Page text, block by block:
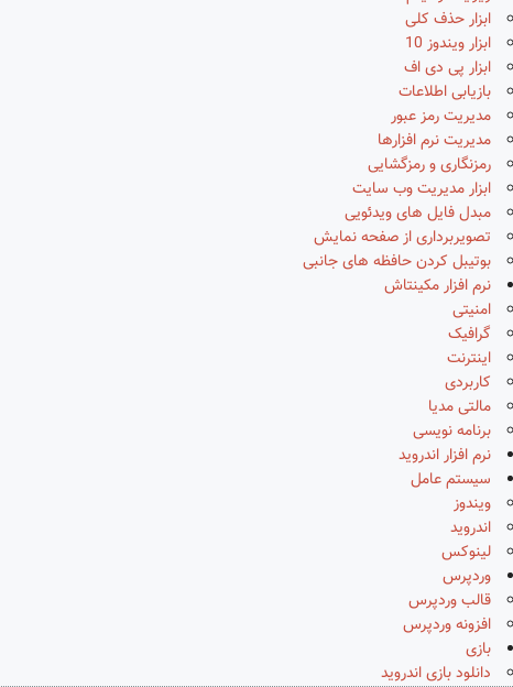
ابزار حذف کلی
ابزار ویندوز 10
ابزار پی دی اف
بازیابی اطلاعات
مدیریت رمز عبور
مدیریت نرم افزارها
رمزنگاری و رمزگشایی
ابزار مدیریت وب سایت
مبدل فایل های ویدئویی
تصویربرداری از صفحه نمایش
بوتیبل کردن حافظه های جانبی
نرم افزار مکینتاش
امنیتی
گرافیک
اینترنت
کاربردی
مالتی مدیا
برنامه نویسی
نرم افزار اندروید
سیستم عامل
ویندوز
اندروید
لینوکس
وردپرس
قالب وردپرس
افزونه وردپرس
بازی
دانلود بازی اندروید